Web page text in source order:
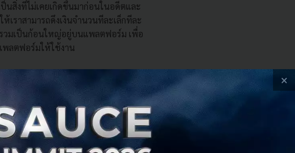
นสิ่งที่ไม่เคยเกิดขึ้นมาก่อนในอดีตและ
เราสามารถดึงเงินจำนวนทีละเล็กทีละ
มเป็นก้อนใหญ่อยู่บนแพลตฟอร์ม เพื่อ
พลตฟอร์มให้ใช้งาน
เคยกับสกุลเงินของแต่ละประเทศ แต่
ถึงมีการพัฒนาเทคโนโลยีที่ล้ำหน้า
เข้ารหัสเอาไว้ ระบุจำนวนเงินชัดเจน
จาะลึกลงในด้านนี้อีกด้วยเช่น
×